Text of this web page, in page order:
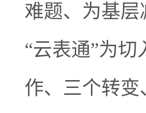
难题、为基
“云表通”为
作、三个转